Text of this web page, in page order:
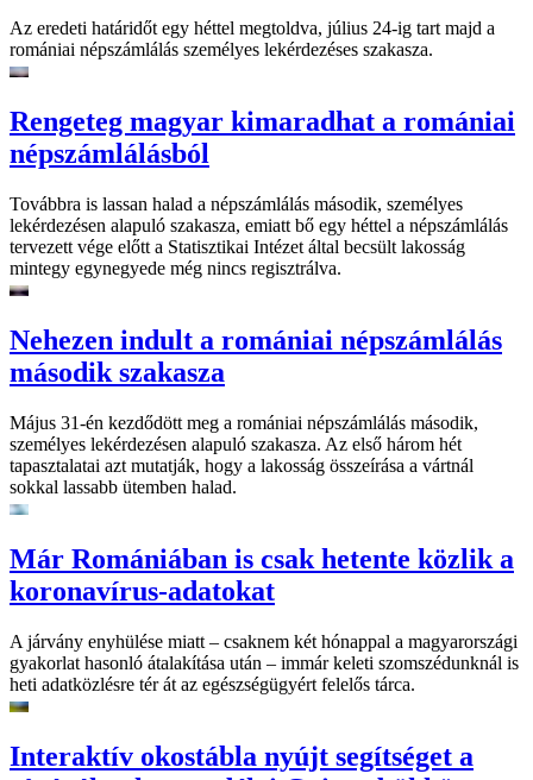
Az eredeti határidőt egy héttel megtoldva, július 24-ig tart majd a
romániai népszámlálás személyes lekérdezéses szakasza.
Rengeteg magyar kimaradhat a romániai
népszámlálásból
Továbbra is lassan halad a népszámlálás második, személyes
lekérdezésen alapuló szakasza, emiatt bő egy héttel a népszámlálás
tervezett vége előtt a Statisztikai Intézet által becsült lakosság
mintegy egynegyede még nincs regisztrálva.
Nehezen indult a romániai népszámlálás
második szakasza
Május 31-én kezdődött meg a romániai népszámlálás második,
személyes lekérdezésen alapuló szakasza. Az első három hét
tapasztalatai azt mutatják, hogy a lakosság összeírása a vártnál
sokkal lassabb ütemben halad.
Már Romániában is csak hetente közlik a
koronavírus-adatokat
A járvány enyhülése miatt – csaknem két hónappal a magyarországi
gyakorlat hasonló átalakítása után – immár keleti szomszédunknál is
heti adatközlésre tér át az egészségügyért felelős tárca.
Interaktív okostábla nyújt segítséget a